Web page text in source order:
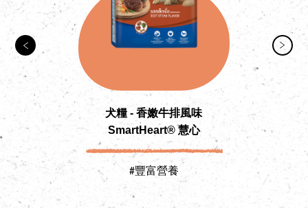
犬糧 - 香嫩牛排風味
SmartHeart® 慧心
#豐富營養